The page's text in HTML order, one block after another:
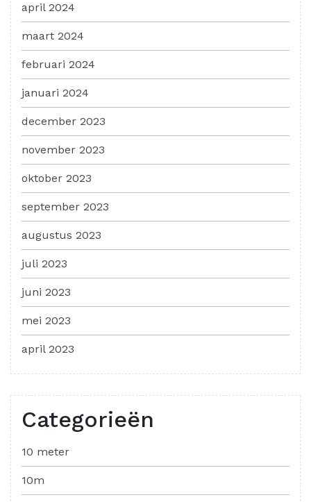
april 2024
maart 2024
februari 2024
januari 2024
december 2023
november 2023
oktober 2023
september 2023
augustus 2023
juli 2023
juni 2023
mei 2023
april 2023
Categorieën
10 meter
10m